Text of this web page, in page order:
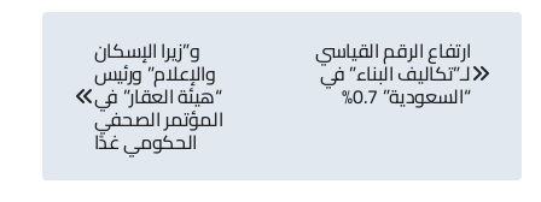
تصفّح
المقالات
ارتفاع الرقم القياسي
لـ”تكاليف البناء” في
“السعودية” 0.7%
و”زيرا الإسكان
والإعلام” ورئيس
“هيئة العقار” في
المؤتمر الصحفي
الحكومي غدًا